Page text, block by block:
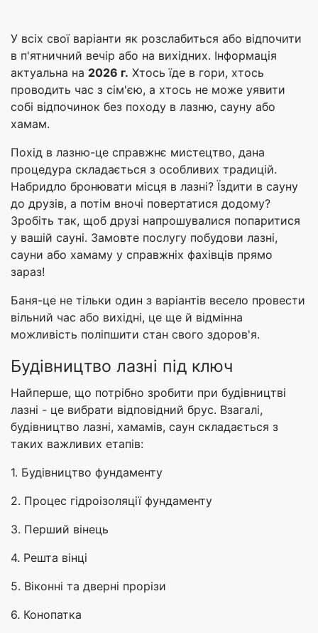
У всіх свої варіанти як розслабиться або відпочити
в п'ятничний вечір або на вихідних. Інформація
актуальна на 2026 г. Хтось їде в гори, хтось
проводить час з сім'єю, а хтось не може уявити
собі відпочинок без походу в лазню, сауну або
хамам.
Похід в лазню-це справжнє мистецтво, дана
процедура складається з особливих традицій.
Набридло бронювати місця в лазні? Їздити в сауну
до друзів, а потім вночі повертатися додому?
Зробіть так, щоб друзі напрошувалися попаритися
у вашій сауні. Замовте послугу побудови лазні,
сауни або хамаму у справжніх фахівців прямо
зараз!
Баня-це не тільки один з варіантів весело провести
вільний час або вихідні, це ще й відмінна
можливість поліпшити стан свого здоров'я.
Будівництво лазні під ключ
Найперше, що потрібно зробити при будівництві
лазні - це вибрати відповідний брус. Взагалі,
будівництво лазні, хамамів, саун складається з
таких важливих етапів:
1. Будівництво фундаменту
2. Процес гідроізоляції фундаменту
3. Перший вінець
4. Решта вінці
5. Віконні та дверні прорізи
6. Конопатка